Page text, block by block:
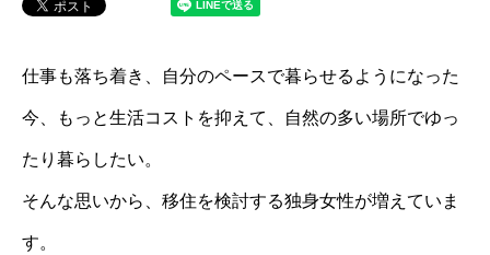
仕事も落ち着き、自分のペースで暮らせるようになった
今、もっと生活コストを抑えて、自然の多い場所でゆっ
たり暮らしたい。
そんな思いから、移住を検討する独身女性が増えていま
す。